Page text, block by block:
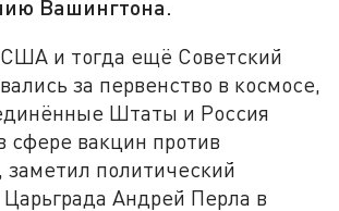
Вашингтона.
и тогда ещё Советский
за первенство в космосе,
Штаты и Россия
сфере вакцин против
заметил политический
Царьграда Андрей Перла в